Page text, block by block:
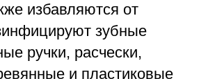
избавляются от
зубные
ручки, расчески,
и пластиковые